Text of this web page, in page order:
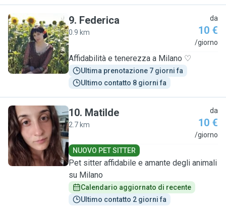
F
9. Federica
0.9 km
da
10 €
/giorno
Affidabilità e tenerezza a Milano ♡
Ultima prenotazione 7 giorni fa
Ultimo contatto 8 giorni fa
M
10. Matilde
2.7 km
da
10 €
/giorno
NUOVO PET SITTER
Pet sitter affidabile e amante degli animali
su Milano
Calendario aggiornato di recente
Ultimo contatto 2 giorni fa